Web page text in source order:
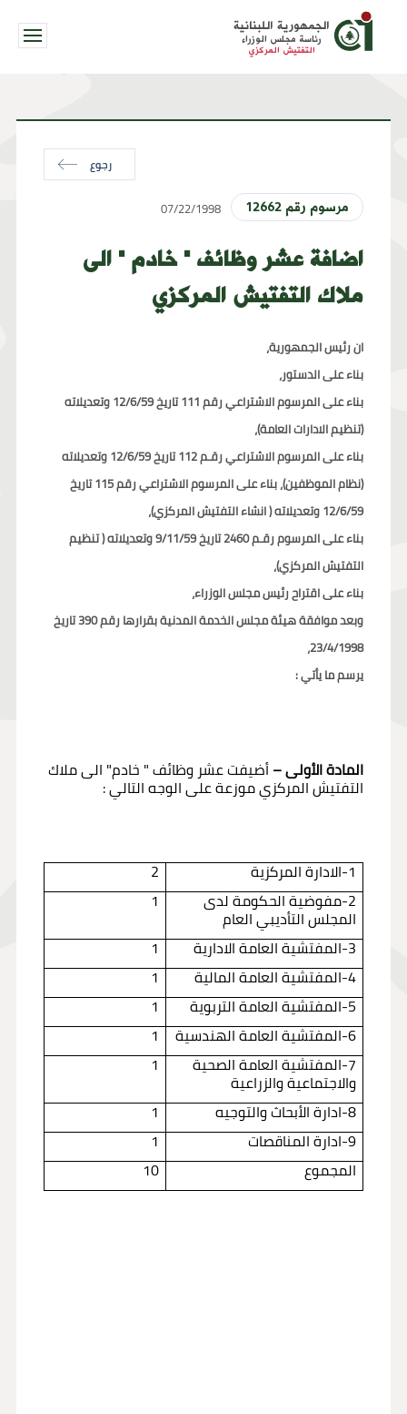
الجمهورية اللبنانية
رئاسة مجلس الوزراء
التفتيش المركزي
رجوع
مرسوم رقم 12662 07/22/1998
اضافة عشر وظائف " خادم " الى
ملاك التفتيش المركزي
ان رئيس الجمهورية،
بناء على الدستور،
بناء على المرسوم الاشتراعي رقم 111 تاريخ 12/6/59 وتعديلاته
(تنظيم الادارات العامة)،
بناء على المرسوم الاشتراعي رقـم 112 تاريخ 12/6/59 وتعديلاته
(نظام الموظفين)، بناء على المرسوم الاشتراعي رقم 115 تاريخ
12/6/59 وتعديلاته ( انشاء التفتيش المركزي)،
بناء على المرسوم رقـم 2460 تاريخ 9/11/59 وتعديلاته ( تنظيم
التفتيش المركزي)،
بناء على اقتراح رئيس مجلس الوزراء،
وبعد موافقة هيئة مجلس الخدمة المدنية بقرارها رقم 390 تاريخ
23/4/1998،
يرسم ما يأتي :
المادة الأولى –أضيفت عشر وظائف " خادم" الى ملاك
التفتيش المركزي موزعة على الوجه التالي :
1-الادارة المركزية
2
2-مفوضية الحكومة لدى
المجلس التأديبي العام
1
3-المفتشية العامة الادارية
1
4-المفتشية العامة المالية
1
5-المفتشية العامة التربوية
1
6-المفتشية العامة الهندسية
1
7-المفتشية العامة الصحية
والاجتماعية والزراعية
1
8-ادارة الأبحاث والتوجيه
1
9-ادارة المناقصات
1
المجموع
10